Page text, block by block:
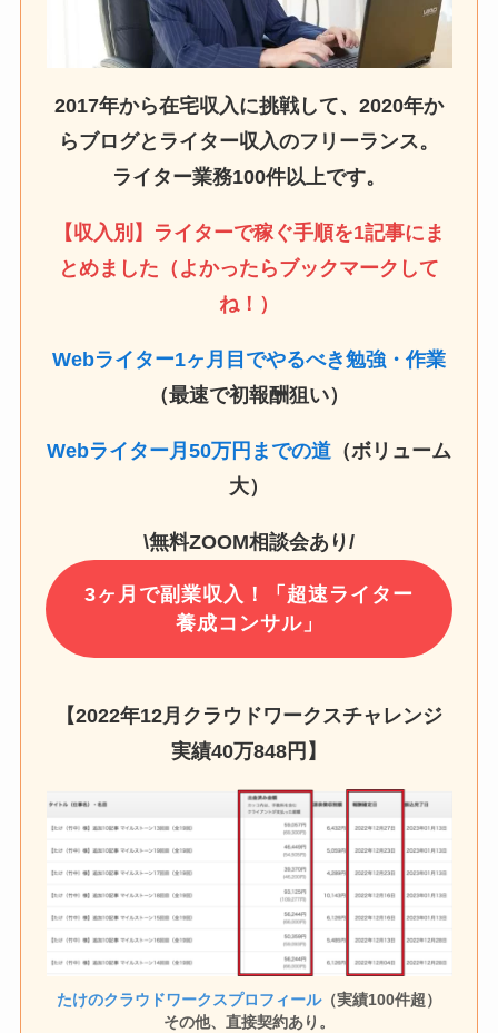
2017年から在宅収入に挑戦して、2020年か
らブログとライター収入のフリーランス。
ライター業務100件以上です。
【収入別】ライターで稼ぐ手順を1記事にま
とめました（よかったらブックマークして
ね！）
Webライター1ヶ月目でやるべき勉強・作業
（最速で初報酬狙い）
Webライター月50万円までの道 （ボリューム
大）
\無料ZOOM相談会あり/
3ヶ月で副業収入！「超速ライター
養成コンサル」
【2022年12月クラウドワークスチャレンジ
実績40万848円 】
たけのクラウドワークスプロフィール（実績100件超）
その他、直接契約あり。